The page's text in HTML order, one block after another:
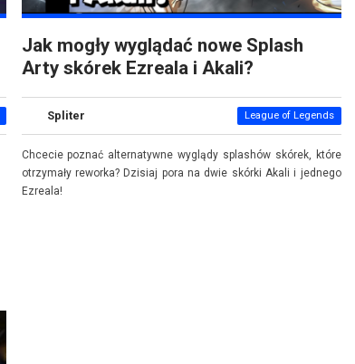
Jak mogły wyglądać nowe Splash
Arty skórek Ezreala i Akali?
Spliter League of Legends
Chcecie poznać alternatywne wyglądy splashów skórek, które
otrzymały reworka? Dzisiaj pora na dwie skórki Akali i jednego
Ezreala!